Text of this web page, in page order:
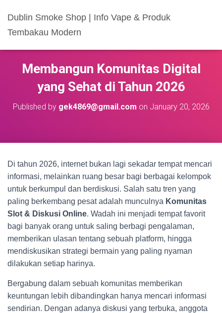
Dublin Smoke Shop | Info Vape & Produk
Tembakau Modern
Membangun Komunitas Digital
yang Sehat di Tahun 2026
Published by gek4869@gmail.com on January 20, 2026
Di tahun 2026, internet bukan lagi sekadar tempat mencari
informasi, melainkan ruang besar bagi berbagai kelompok
untuk berkumpul dan berdiskusi. Salah satu tren yang
paling berkembang pesat adalah munculnya Komunitas
Slot & Diskusi Online. Wadah ini menjadi tempat favorit
bagi banyak orang untuk saling berbagi pengalaman,
memberikan ulasan tentang sebuah platform, hingga
mendiskusikan strategi bermain yang paling nyaman
dilakukan setiap harinya.
Bergabung dalam sebuah komunitas memberikan
keuntungan lebih dibandingkan hanya mencari informasi
sendirian. Dengan adanya diskusi yang terbuka, anggota